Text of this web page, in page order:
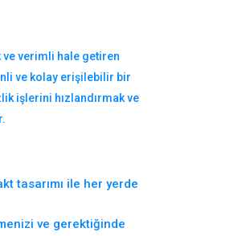
ve verimli hale getiren
ve kolay erişilebilir bir
işlerini hızlandırmak ve
tasarımı ile her yerde
ve gerektiğinde